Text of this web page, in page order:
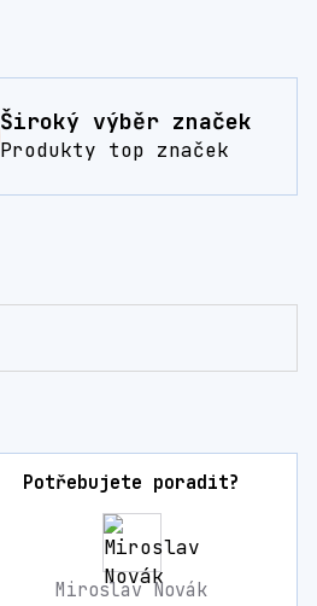
Široký výběr značek
Produkty top značek
Potřebujete poradit?
Miroslav Novák